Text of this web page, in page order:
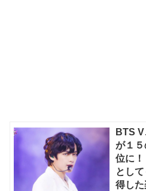
BTS
が１
位に
とし
得し